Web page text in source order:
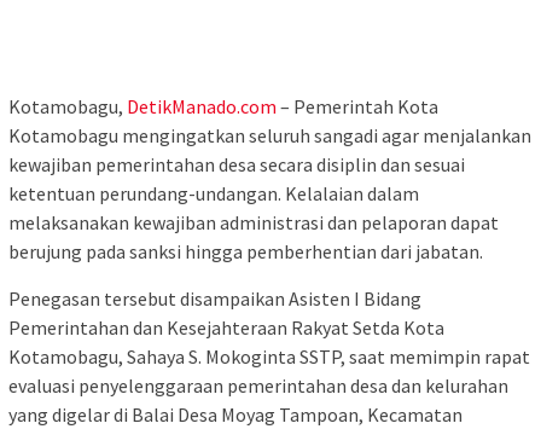
Kotamobagu, DetikManado.com – Pemerintah Kota
Kotamobagu mengingatkan seluruh sangadi agar menjalankan
kewajiban pemerintahan desa secara disiplin dan sesuai
ketentuan perundang-undangan. Kelalaian dalam
melaksanakan kewajiban administrasi dan pelaporan dapat
berujung pada sanksi hingga pemberhentian dari jabatan.
Penegasan tersebut disampaikan Asisten I Bidang
Pemerintahan dan Kesejahteraan Rakyat Setda Kota
Kotamobagu, Sahaya S. Mokoginta SSTP, saat memimpin rapat
evaluasi penyelenggaraan pemerintahan desa dan kelurahan
yang digelar di Balai Desa Moyag Tampoan, Kecamatan